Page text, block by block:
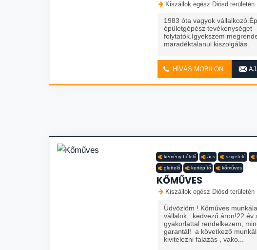
Kiszállok egész Diósd területén
1983 óta vagyok
épületgépész tevékenységet
folytatók.Igyekszem
maradéktalanul kiszolgálás.
HÍVÁS MOBILON
kémény bélelő ács szigetelő
glettelő kertépítő kőműves
KŐMŰVES
Kiszállok egész Diósd területén
Üdvözlöm ! Kőműves
vállalok, kedvező áron!22 év
gyakorlattal rendelkezem,
garantál! a következő
kivitelezni falazás , vako...